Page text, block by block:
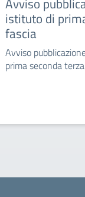
istituto di
fascia
Avviso
prima seconda